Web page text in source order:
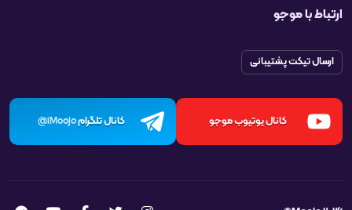
ارتباط با موجو
ارسال تیکت پشتیبانی
کانال یوتیوب موجو کانال تلگرامiMoojo@